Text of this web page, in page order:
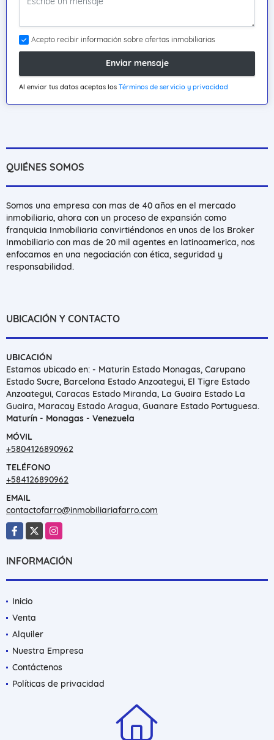
Acepto recibir información sobre ofertas inmobiliarias
Enviar mensaje
Al enviar tus datos aceptas los Términos de servicio y privacidad
QUIÉNES SOMOS
Somos una empresa con mas de 40 años en el mercado
inmobiliario, ahora con un proceso de expansión como
franquicia Inmobiliaria convirtiéndonos en unos de los Broker
Inmobiliario con mas de 20 mil agentes en latinoamerica, nos
enfocamos en una negociación con ética, seguridad y
responsabilidad.
UBICACIÓN Y CONTACTO
UBICACIÓN
Estamos ubicado en: - Maturin Estado Monagas, Carupano
Estado Sucre, Barcelona Estado Anzoategui, El Tigre Estado
Anzoategui, Caracas Estado Miranda, La Guaira Estado La
Guaira, Maracay Estado Aragua, Guanare Estado Portuguesa.
Maturín - Monagas - Venezuela
MÓVIL
+5804126890962
TELÉFONO
+584126890962
EMAIL
contactofarro@inmobiliariafarro.com
Facebook
X Instagram
INFORMACIÓN
Inicio
Venta
Alquiler
Nuestra Empresa
Contáctenos
Políticas de privacidad